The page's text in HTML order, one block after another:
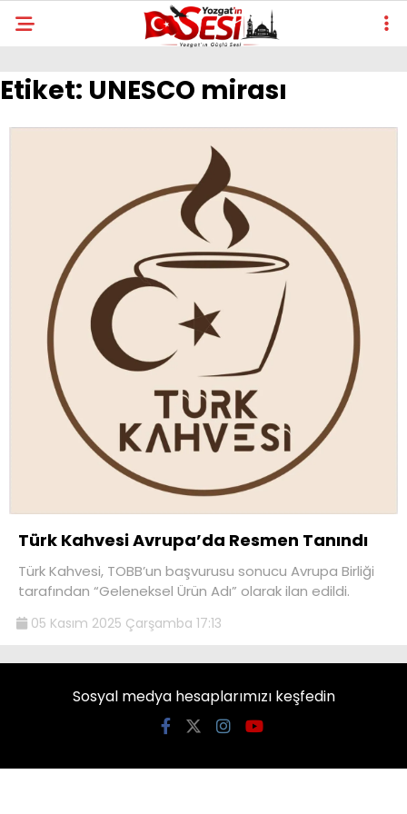
Etiket: UNESCO mirası
Türk Kahvesi Avrupa’da Resmen Tanındı
Türk Kahvesi, TOBB’un başvurusu sonucu Avrupa Birliği
tarafından “Geleneksel Ürün Adı” olarak ilan edildi.
05 Kasım 2025 Çarşamba 17:13
Sosyal medya hesaplarımızı keşfedin